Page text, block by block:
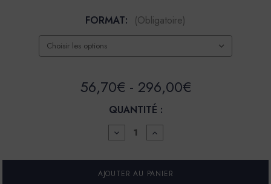
FORMAT: (Obligatoire)
56,70€ - 296,00€
QUANTITÉ :
DIMINUER
LA
POUR
PEINTURE
AUGMENTER
LA
POUR
PEINTURE